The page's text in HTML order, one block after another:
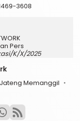
3608
Pers
K/X/2025
Jateng Memanggil